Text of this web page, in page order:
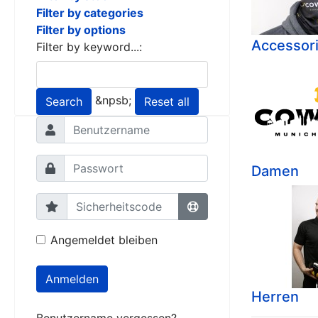
Filter by categories
Filter by options
Filter by keyword...:
Search &npsb; Reset all
Angemeldet bleiben
Anmelden
Damen
Herren